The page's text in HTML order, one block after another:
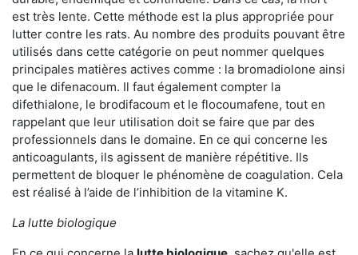
est très lente. Cette méthode est la plus appropriée pour
lutter contre les rats. Au nombre des produits pouvant être
utilisés dans cette catégorie on peut nommer quelques
principales matières actives comme : la bromadiolone ainsi
que le difenacoum. Il faut également compter la
difethialone, le brodifacoum et le flocoumafene, tout en
rappelant que leur utilisation doit se faire que par des
professionnels dans le domaine. En ce qui concerne les
anticoagulants, ils agissent de manière répétitive. Ils
permettent de bloquer le phénomène de coagulation. Cela
est réalisé à l’aide de l’inhibition de la vitamine K.
La lutte biologique